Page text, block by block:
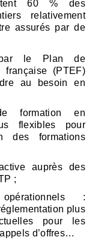
60 % des
relativement
assurés par de
par le Plan de
française (PTEF)
au besoin en
formation en
flexibles pour
des formations
auprès des
;
:
plus
pour les
d’offres…